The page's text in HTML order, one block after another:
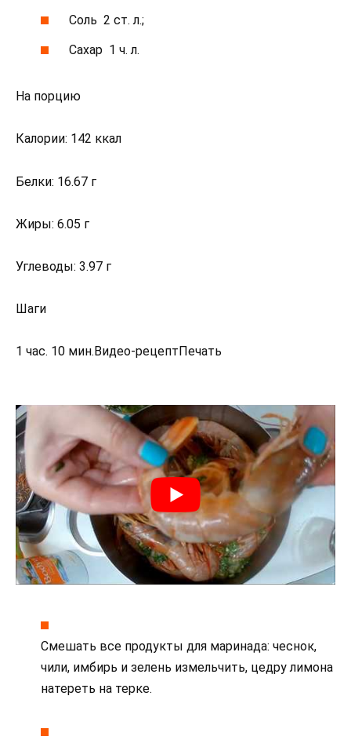
Соль 2 ст. л.;
Сахар 1 ч. л.
На порцию
Калории: 142 ккал
Белки: 16.67 г
Жиры: 6.05 г
Углеводы: 3.97 г
Шаги
1 час. 10 мин.Видео-рецептПечать
Смешать все продукты для маринада: чеснок,
чили, имбирь и зелень измельчить, цедру лимона
натереть на терке.